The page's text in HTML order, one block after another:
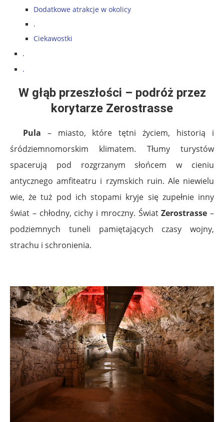
Dodatkowe atrakcje w okolicy
.
Ciekawostki
.
.
W głąb przeszłości – podróż przez
korytarze Zerostrasse
Pula – miasto, które tętni życiem, historią i
śródziemnomorskim klimatem. Tłumy turystów
spacerują pod rozgrzanym słońcem w cieniu
antycznego amfiteatru i rzymskich ruin. Ale niewielu
wie, że tuż pod ich stopami kryje się zupełnie inny
świat – chłodny, cichy i mroczny. ŚwiatZerostrasse –
podziemnych tuneli pamiętających czasy wojny,
strachu i schronienia.